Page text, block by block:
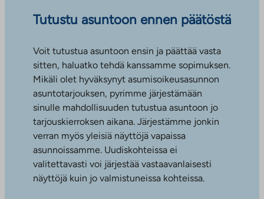
Tutustu asuntoon ennen päätöstä
Voit tutustua asuntoon ensin ja päättää vasta
sitten, haluatko tehdä kanssamme sopimuksen.
Mikäli olet hyväksynyt asumisoikeusasunnon
asuntotarjouksen, pyrimme järjestämään
sinulle mahdollisuuden tutustua asuntoon jo
tarjouskierroksen aikana. Järjestämme jonkin
verran myös yleisiä näyttöjä vapaissa
asunnoissamme. Uudiskohteissa ei
valitettavasti voi järjestää vastaavanlaisesti
näyttöjä kuin jo valmistuneissa kohteissa.